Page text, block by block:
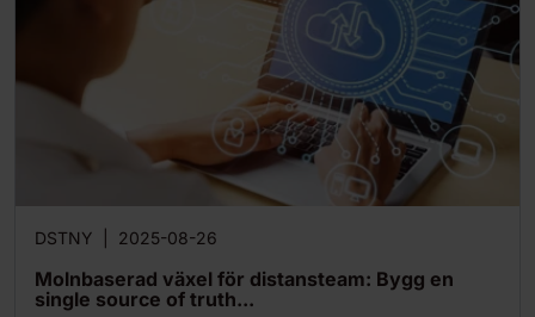
DSTNY 2025-08-26
Molnbaserad växel för distansteam: Bygg en
single source of truth...